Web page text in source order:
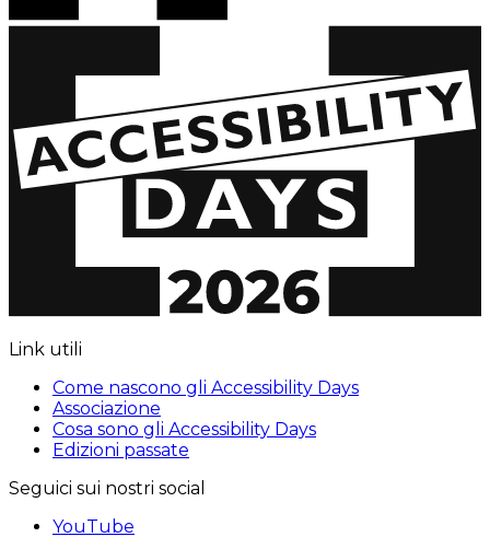
Link utili
Come nascono gli Accessibility Days
Associazione
Cosa sono gli Accessibility Days
Edizioni passate
Seguici sui nostri social
YouTube